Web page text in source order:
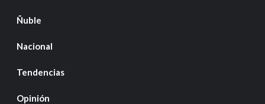
Ñuble
Nacional
Tendencias
Opinión